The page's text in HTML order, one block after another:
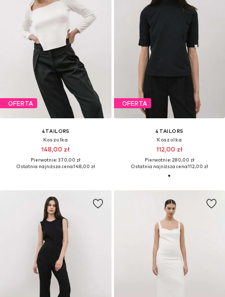
OFERTA
4TAILORS
Koszulka
148,00 zł
Pierwotnie: 370,00 zł
Ostatnia najniższa cena:148,00 zł
OFERTA
4TAILORS
Koszulka
112,00 zł
Pierwotnie: 280,00 zł
Ostatnia najniższa cena:112,00 zł